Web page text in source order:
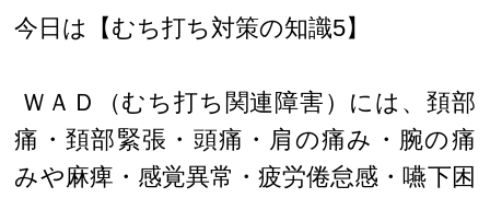
今日は【むち打ち対策の知識5】
ＷＡＤ（むち打ち関連障害）には、頚部
痛・頚部緊張・頭痛・肩の痛み・腕の痛
みや麻痺・感覚異常・疲労倦怠感・嚥下困